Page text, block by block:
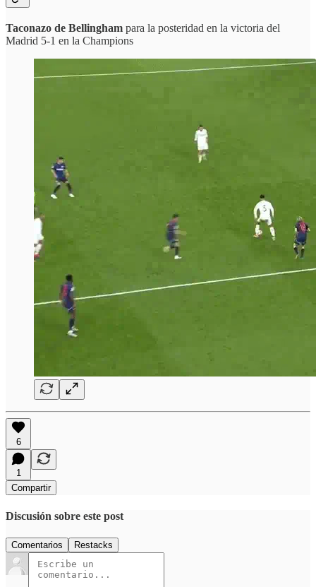
Taconazo de Bellingham para la posteridad en la victoria del
Madrid 5-1 en la Champions
6
1
Compartir
Discusión sobre este post
Comentarios Restacks